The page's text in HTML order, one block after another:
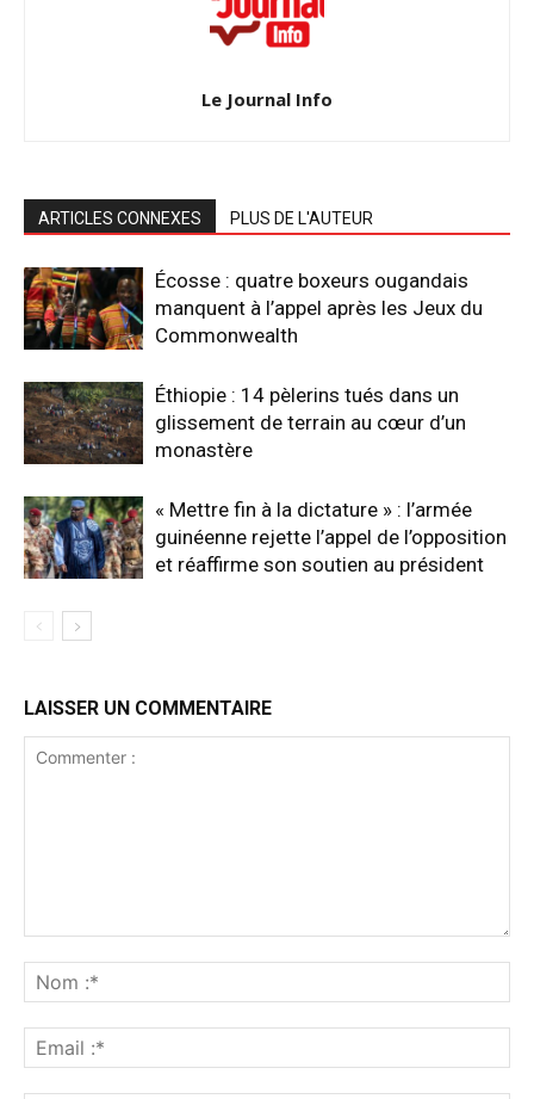
Le Journal Info
ARTICLES CONNEXES PLUS DE L'AUTEUR
Écosse : quatre boxeurs ougandais
manquent à l’appel après les Jeux du
Commonwealth
Éthiopie : 14 pèlerins tués dans un
glissement de terrain au cœur d’un
monastère
« Mettre fin à la dictature » : l’armée
guinéenne rejette l’appel de l’opposition
et réaffirme son soutien au président
LAISSER UN COMMENTAIRE